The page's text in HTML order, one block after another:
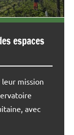
espaces
mission
avec